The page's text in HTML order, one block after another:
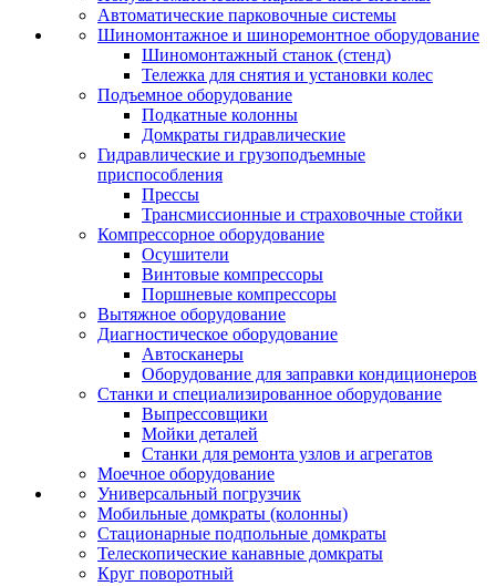
Автоматические парковочные системы
Шиномонтажное и шиноремонтное оборудование
Шиномонтажный станок (стенд)
Тележка для снятия и установки колес
Подъемное оборудование
Подкатные колонны
Домкраты гидравлические
Гидравлические и грузоподъемные
приспособления
Прессы
Трансмиссионные и страховочные стойки
Компрессорное оборудование
Осушители
Винтовые компрессоры
Поршневые компрессоры
Вытяжное оборудование
Диагностическое оборудование
Автосканеры
Оборудование для заправки кондиционеров
Станки и специализированное оборудование
Выпрессовщики
Мойки деталей
Станки для ремонта узлов и агрегатов
Моечное оборудование
Универсальный погрузчик
Мобильные домкраты (колонны)
Стационарные подпольные домкраты
Телескопические канавные домкраты
Круг поворотный